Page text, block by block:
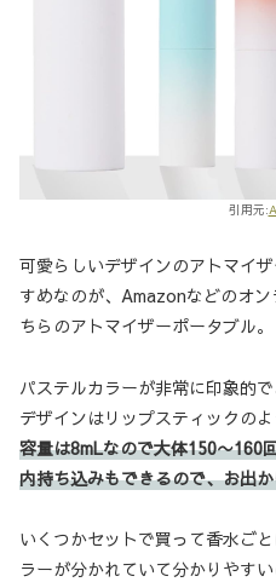
引用元:
可愛らしいデザインのアトマイ
すめなのが、Amazonなどのオ
ちらのアトマイザーポータブル。
パステルカラーが非常に印象的
デザインはリップスティックの
容量は8mLなので大体150〜160
内持ち込みもできるので、お出
いくつかセットで買って香水ご
ラーが分かれていて分かりやす